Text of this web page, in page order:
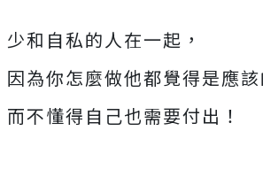
少和自私的人在一起，
因為你怎麼做他都覺得是應該
而不懂得自己也需要付出！